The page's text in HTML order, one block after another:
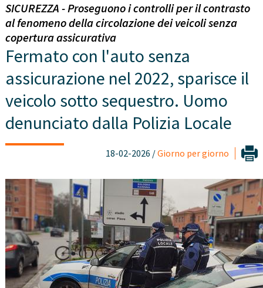
SICUREZZA - Proseguono i controlli per il contrasto
al fenomeno della circolazione dei veicoli senza
copertura assicurativa
Fermato con l'auto senza
assicurazione nel 2022, sparisce il
veicolo sotto sequestro. Uomo
denunciato dalla Polizia Locale
18-02-2026 /Giorno per giorno